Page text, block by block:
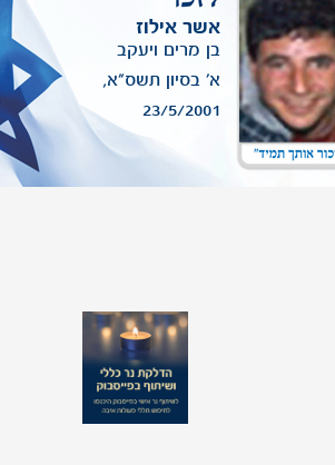
אשר אילוז
בן מרים ויעקב
א' בסיון תשס"א,
23/5/2001